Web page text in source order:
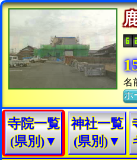
名
ホ
寺院一覧
(県別)▼
神社一覧
(県別)▼